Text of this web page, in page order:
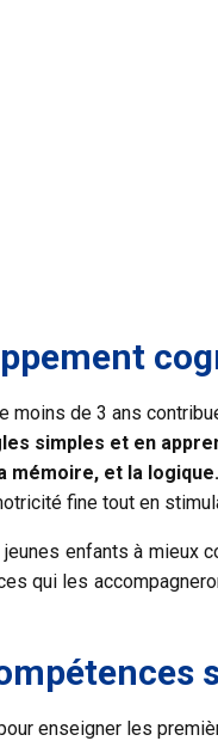
moins de 3 ans
simples et en
mémoire, et la logique.
fine tout en
enfants à
qui les
enseigner les